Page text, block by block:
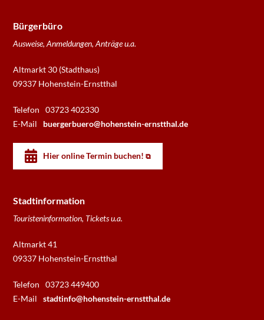
Bürgerbüro
Ausweise, Anmeldungen, Anträge u.a.
Altmarkt 30 (Stadthaus)
09337 Hohenstein-Ernstthal
Telefon
03723 402330
E-Mail
buergerbuero@hohenstein-ernstthal.de
Hier online Termin buchen!
Stadtinformation
Touristeninformation, Tickets u.a.
Altmarkt 41
09337 Hohenstein-Ernstthal
Telefon
03723 449400
E-Mail
stadtinfo@hohenstein-ernstthal.de